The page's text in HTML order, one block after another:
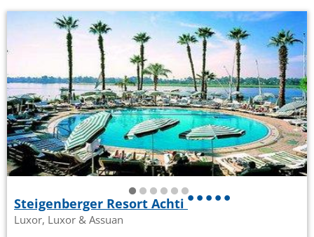
Steigenberger Resort Achti
Luxor, Luxor & Assuan